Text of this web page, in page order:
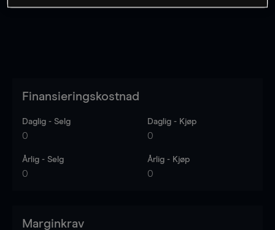
Finansieringskostnad
Daglig - Selg
0
Daglig - Kjøp
0
Årlig - Selg
0
Årlig - Kjøp
0
Marginkrav